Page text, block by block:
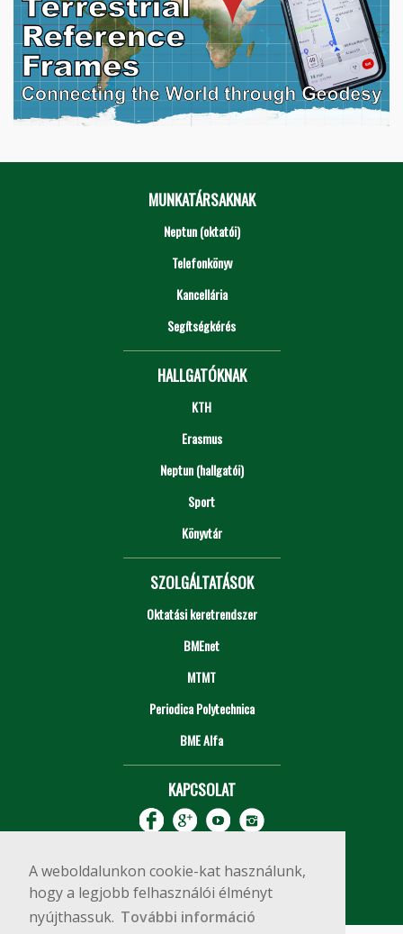
A weboldalunkon cookie-kat használunk,
hogy a legjobb felhasználói élményt
nyújthassuk. További információ
MUNKATÁRSAKNAK
Neptun (oktatói)
Telefonkönyv
Kancellária
Segítségkérés
HALLGATÓKNAK
KTH
Erasmus
Neptun (hallgatói)
Sport
Könyvtár
SZOLGÁLTATÁSOK
Oktatási keretrendszer
BMEnet
MTMT
Periodica Polytechnica
BME Alfa
KAPCSOLAT